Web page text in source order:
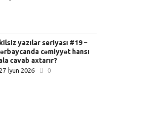
yazılar seriyası #19 –
cəmiyyət hansı
cavab axtarır?
27 İyun 2026 0